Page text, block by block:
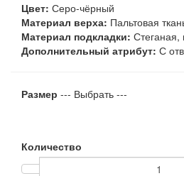
Цвет: Серо-чёрный
Материал верха: Пальтовая
Материал подкладки: Стеганая,
Дополнительный атрибут: С
Размер --- Выбрать ---
Количество